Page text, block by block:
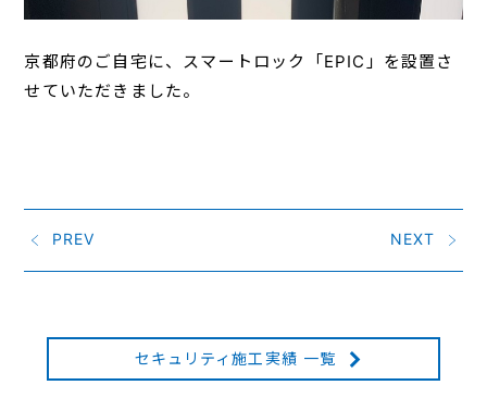
京都府のご自宅に、スマートロック「EPIC」を設置さ
せていただきました。
PREV NEXT
セキュリティ施工実績 一覧